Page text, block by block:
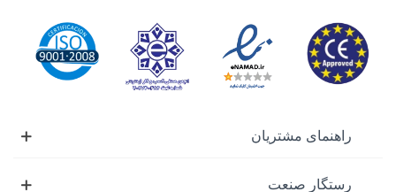
صنعتی کاربرد گسترده‌ای دارد.
انواع پولی کش هیدرولیک
فشار به مدل‌های مختلفی تقسیم می‌شوند. مهم‌ترین انواع این
پولی کش هیدرولیک پمپ سرخود
راهنمای مشتریان
رستگار صنعت